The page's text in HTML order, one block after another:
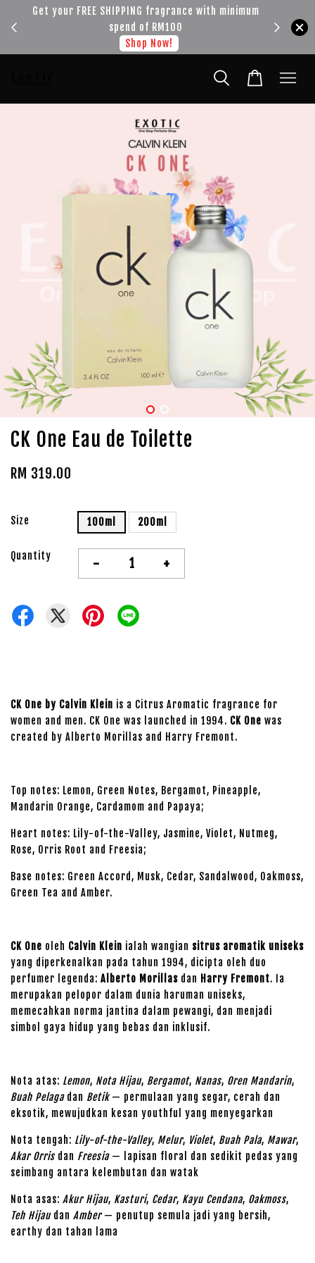
Get your FREE SHIPPING fragrance with minimum
spend of RM100
Shop Now!
CK One Eau de Toilette
RM 319.00
Size 100ml 200ml
Quantity - +
CK One by Calvin Klein is a Citrus Aromatic fragrance for
women and men. CK One was launched in 1994. CK One was
created by Alberto Morillas and Harry Fremont.
Top notes: Lemon, Green Notes, Bergamot, Pineapple,
Mandarin Orange, Cardamom and Papaya;
Heart notes: Lily-of-the-Valley, Jasmine, Violet, Nutmeg,
Rose, Orris Root and Freesia;
Base notes: Green Accord, Musk, Cedar, Sandalwood, Oakmoss,
Green Tea and Amber.
CK One oleh Calvin Klein ialah wangian sitrus aromatik uniseks
yang diperkenalkan pada tahun 1994, dicipta oleh duo
perfumer legenda: Alberto Morillas dan Harry Fremont. Ia
merupakan pelopor dalam dunia haruman uniseks,
memecahkan norma jantina dalam pewangi, dan menjadi
simbol gaya hidup yang bebas dan inklusif.
Nota atas: Lemon, Nota Hijau, Bergamot, Nanas, Oren Mandarin,
Buah Pelagadan Betik— permulaan yang segar, cerah dan
eksotik, mewujudkan kesan youthful yang menyegarkan
Nota tengah: Lily-of-the-Valley, Melur, Violet, Buah Pala, Mawar,
Akar Orris dan Freesia— lapisan floral dan sedikit pedas yang
seimbang antara kelembutan dan watak
Nota asas: Akur Hijau, Kasturi, Cedar, Kayu Cendana, Oakmoss,
Teh Hijaudan Amber— penutup semula jadi yang bersih,
earthy dan tahan lama